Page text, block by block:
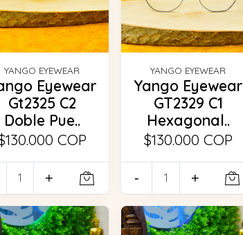
YANGO EYEWEAR
Eyewear
Gt2325 C2
Doble Pue..
COP
+
YANGO EYEWEAR
Yango Eyewear
GT2329 C1
Hexagonal..
$130.000 COP
- +